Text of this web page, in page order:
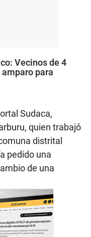
Vecinos de 4
para
Sudaca,
quien trabajó
distrital
pedido una
de una